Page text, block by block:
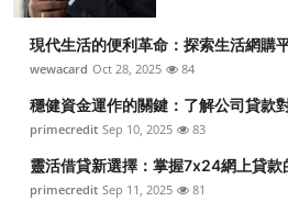
現代生活的便利革命：探索生活網購
wewacard Oct 28, 2025 84
穩健資金運作的關鍵：了解公司貸款
primecredit Sep 10, 2025 83
靈活借貸新選擇：掌握7x24網上貸款
primecredit Sep 11, 2025 81